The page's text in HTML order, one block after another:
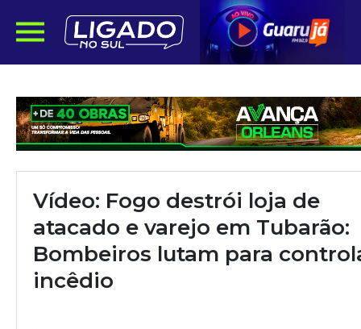
Vídeo: Fogo destrói loja de
atacado e varejo em Tubarão:
Bombeiros lutam para
incêdio